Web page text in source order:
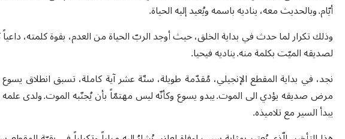
أيّام. وبالحديث معه، يناديه باسمه ويُعيد إليه الحياة.
وذلك تكرار لما حدث في بداية الخلق، حيث أوجد الربّ الحياة من العدم، بقوة كلمته،
لصديقه الميّت بكلمة منه. يناديه فيحيا.
نجد، في بداية المقطع الإنجيلي، مُقدّمة طويلة، ستّة عشر آية كاملة، تسبق انطلاق
يبدأ السير مع تلاميذه.